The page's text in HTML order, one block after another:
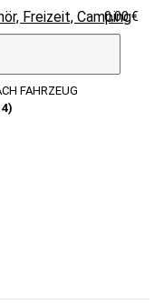
0,00 €
FAHRZEUG